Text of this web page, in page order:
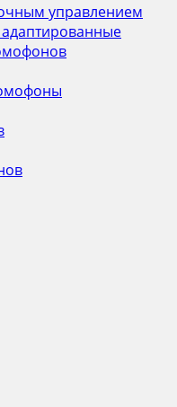
управлением